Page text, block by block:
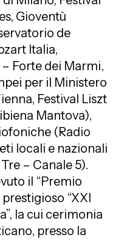
Gioventù
de
Italia,
Forte dei Marmi,
per il Ministero
Festival Liszt
Mantova),
(Radio
locali e nazionali
– Canale 5).
il “Premio
“XXI
la cui cerimonia
presso la